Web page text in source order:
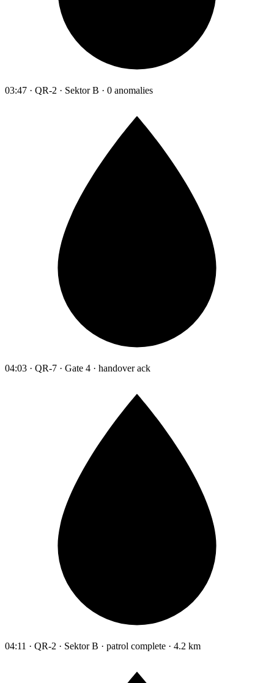
03:47 · QR-2 · Sektor B · 0 anomalies
04:03 · QR-7 · Gate 4 · handover ack
04:11 · QR-2 · Sektor B · patrol complete · 4.2 km